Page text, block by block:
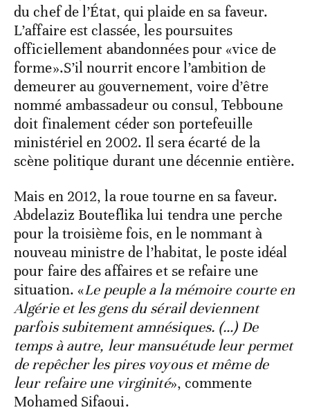
du chef de l’État, qui plaide en sa faveur.
L’affaire est classée, les poursuites
officiellement abandonnées pour «vice de
forme».S’il nourrit encore l’ambition de
demeurer au gouvernement, voire d’être
nommé ambassadeur ou consul, Tebboune
doit finalement céder son portefeuille
ministériel en 2002. Il sera écarté de la
scène politique durant une décennie entière.
Mais en 2012, la roue tourne en sa faveur.
Abdelaziz Bouteflika lui tendra une perche
pour la troisième fois, en le nommant à
nouveau ministre de l’habitat, le poste idéal
pour faire des affaires et se refaire une
situation. «Le peuple a la mémoire courte en
Algérie et les gens du sérail deviennent
parfois subitement amnésiques. (…) De
temps à autre, leur mansuétude leur permet
de repêcher les pires voyous et même de
leur refaire une virginité», commente
Mohamed Sifaoui.